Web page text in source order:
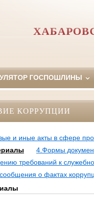
ГОСПОШЛИНЫ
КОРРУПЦИИ
и иные акты в сфере
4.Формы
требований к
о фактах